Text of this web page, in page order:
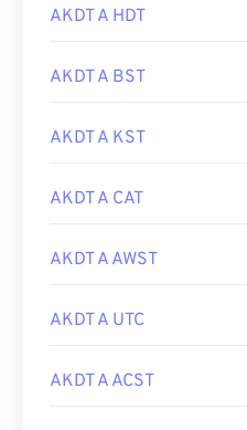
AKDT A HDT
AKDT A BST
AKDT A KST
AKDT A CAT
AKDT A AWST
AKDT A UTC
AKDT A ACST